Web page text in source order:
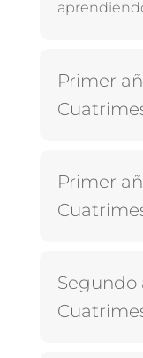
Primer
Primer
Segundo